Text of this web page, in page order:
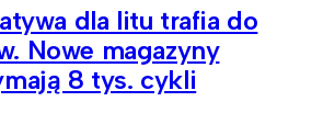
dla litu trafia do
Nowe magazyny
8 tys. cykli